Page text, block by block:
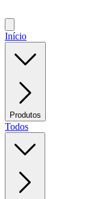
Início
Produtos
Todos